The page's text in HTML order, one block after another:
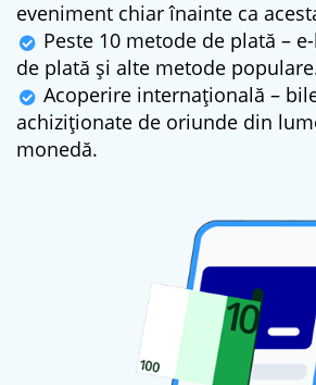
eveniment chiar înainte ca
Peste 10 metode de plată –
de plată și alte metode
Acoperire internațională –
achiziționate de oriunde din
monedă.